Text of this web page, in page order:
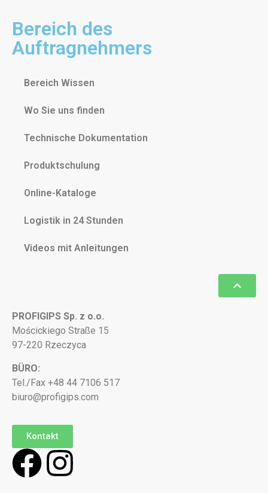
Bereich des
Auftragnehmers
Bereich Wissen
Wo Sie uns finden
Technische Dokumentation
Produktschulung
Online-Kataloge
Logistik in 24 Stunden
Videos mit Anleitungen
PROFIGIPS Sp. z o.o.
Mościckiego Straße 15
97-220 Rzeczyca
BÜRO:
Tel./Fax +48 44 7106 517
biuro@profigips.com
Kontakt